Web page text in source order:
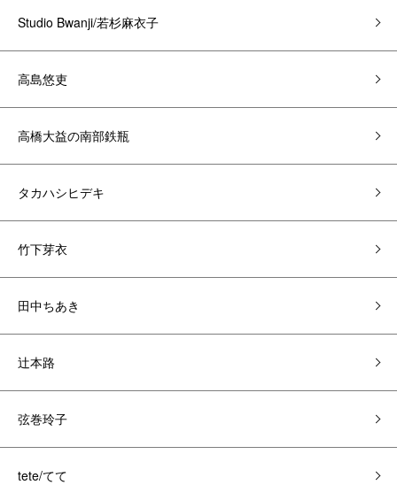
Studio Bwanji/若杉麻衣子
高島悠吏
高橋大益の南部鉄瓶
タカハシヒデキ
竹下芽衣
田中ちあき
辻本路
弦巻玲子
tete/てて